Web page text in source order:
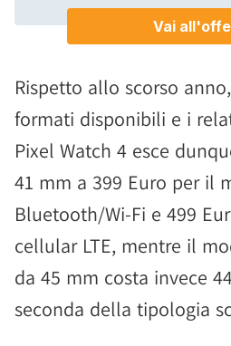
Rispetto allo scorso
formati disponibili e i
Pixel Watch 4 esce
41 mm a 399 Euro per il
Bluetooth/Wi-Fi e 499
cellular LTE, mentre il
da 45 mm costa invece
seconda della tipologia